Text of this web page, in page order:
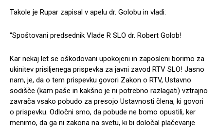
Takole je Rupar zapisal v apelu dr. Golobu in vladi:
“Spoštovani predsednik Vlade R SLO dr. Robert Golob!
Kar nekaj let se oškodovani upokojeni in zaposleni borimo za
ukinitev prisiljenega prispevka za javni zavod RTV SLO! Jasno
nam, je, da o tem prispevku govori Zakon o RTV, Ustavno
sodišče (kam paše in kakšno je ni potrebno razlagati) vztrajno
zavrača vsako pobudo za presojo Ustavnosti člena, ki govori
o prispevku. Odločni smo, da pobude ne bomo opustili, ker
menimo, da ga ni zakona na svetu, ki bi določal plačevanje